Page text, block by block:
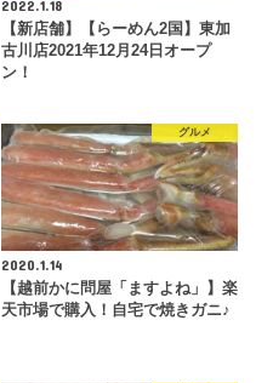
2022.1.18
【新店舗】【らーめん2国】東加
古川店2021年12月24日オープ
ン！
グルメ
2020.1.14
【越前かに問屋「ますよね」】楽
天市場で購入！自宅で焼きガニ♪